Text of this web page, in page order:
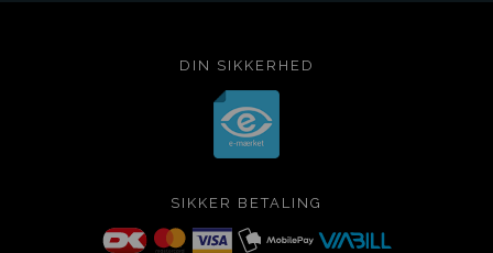
DIN SIKKERHED
SIKKER BETALING